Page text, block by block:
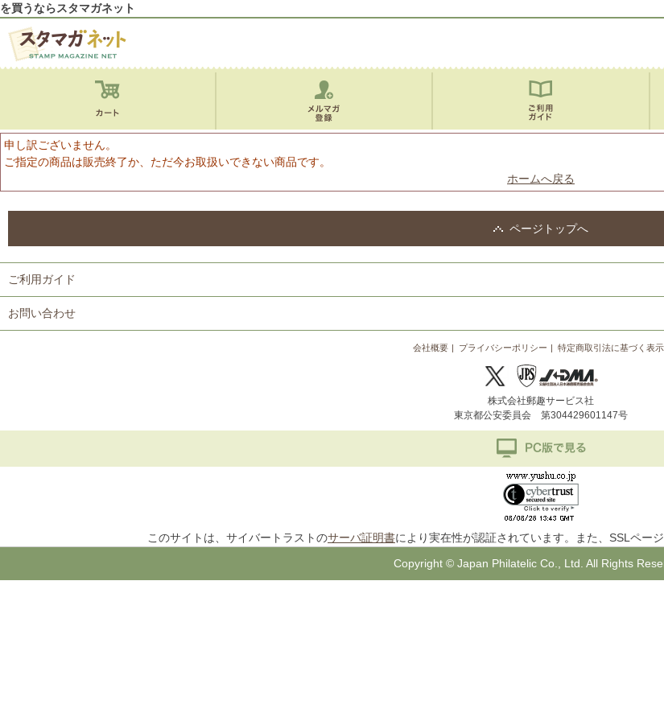
を買うならスタマガネット
申し訳ございません。
ご指定の商品は販売終了か、ただ今お取扱いできない商品です。
ホームへ戻る
ページトップへ
ご利用ガイド
お問い合わせ
会社概要 プライバシーポリシー 特定商取引法に基づく表示
株式会社郵趣サービス社
東京都公安委員会 第304429601147号
このサイトは、サイバートラストのサーバ証明書により実在性が認証されています。また、SSLペー
Copyright © Japan Philatelic Co., Ltd. All Rights